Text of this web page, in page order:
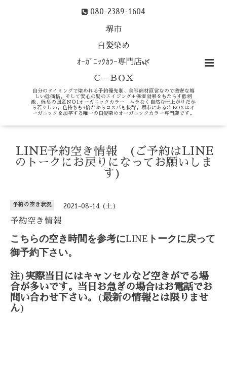
080-2389-1604
堺市
白髪染め
ｵｰｶﾞﾆｯｸｶﾗｰ専門店🌿
Ｃ－ＢＯＸ
自分のタイミングで染めれる予約優先制、美容商材直営なので激安な嬉
しい低価格。そして安心の髪のエイジング＋保湿効果をもたらす低刺
激、低臭の国産ＮＯ1オーガニックカラー ムラなく自然な仕上がりだか
ら若々しい。色持ちも3倍だからコスパも抜群。堺市にあるC-BOXはオ
ーガニックを加学する唯一の白髪染めオーガニックカラー専門店です。
LINE予約空き情報 (ご予約はLINE
のトークにお戻りになってお願いしま
す)
予約の空き状況 2021-08-14 (土)
予約空き情報
こちらの空き時間を参考にLINE トークに戻って
御予約下さい。
注) 実際当日にはキャンセルなど空きがでる場
合が多いです。当日お急ぎの場合はお電話でお
問い合わせ下さい。
(最新の情報とは限りませ
ん)